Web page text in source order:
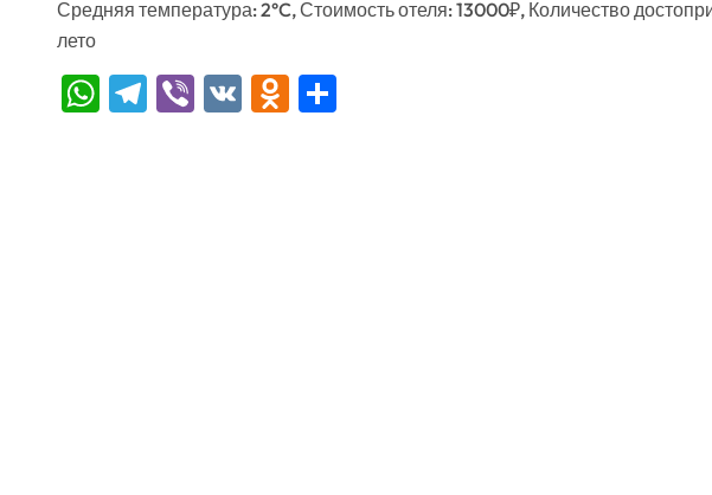
Средняя температура: 2°C, Стоимость отеля: 13000₽, Количество
лето
WhatsApp
Telegram
Viber
VK Odnoklassniki